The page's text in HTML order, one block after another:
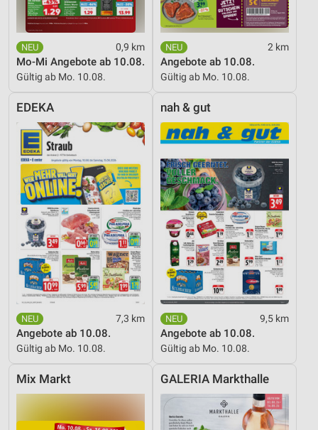
0,9 km
Mo-Mi Angebote ab 10.08.
Gültig ab Mo. 10.08.
2 km
Angebote ab 10.08.
Gültig ab Mo. 10.08.
EDEKA
7,3 km
Angebote ab 10.08.
Gültig ab Mo. 10.08.
nah & gut
9,5 km
Angebote ab 10.08.
Gültig ab Mo. 10.08.
Mix Markt GALERIA Markthalle
Informationen identifizieren
Notwendig
Werbung